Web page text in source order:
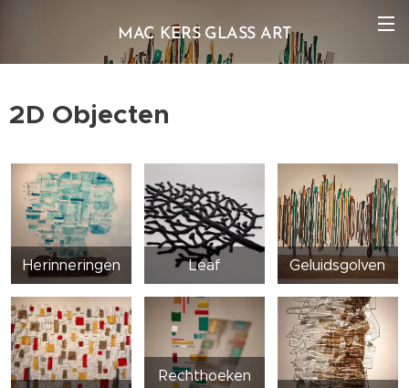
MAC KERS GLASS ART
2D Objecten
Herinneringen Leaf Geluidsgolven
Rechthoeken